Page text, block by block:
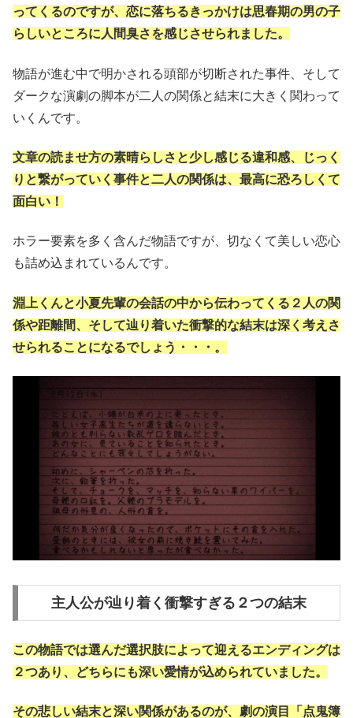
ってくるのですが、恋に落ちるきっかけは思春期の男の子
らしいところに人間臭さを感じさせられました。
物語が進む中で明かされる頭部が切断された事件、そして
ダークな演劇の脚本が二人の関係と結末に大きく関わって
いくんです。
文章の読ませ方の素晴らしさと少し感じる違和感、じっく
りと繋がっていく事件と二人の関係は、最高に恐ろしくて
面白い！
ホラー要素を多く含んだ物語ですが、切なくて美しい恋心
も詰め込まれているんです。
淵上くんと小夏先輩の会話の中から伝わってくる２人の関
係や距離間、そして辿り着いた衝撃的な結末は深く考えさ
せられることになるでしょう・・・。
主人公が辿り着く衝撃すぎる２つの結末
この物語では選んだ選択肢によって迎えるエンディングは
２つあり、どちらにも深い愛情が込められていました。
その悲しい結末と深い関係があるのが、劇の演目「点鬼簿